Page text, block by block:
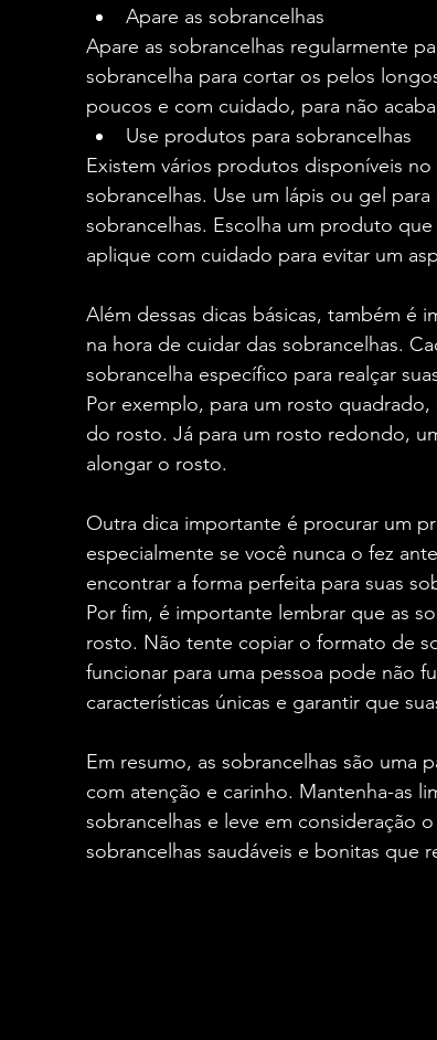
Apare as sobrancelhas
Apare as sobrancelhas regularmente
sobrancelha para cortar os pelos
poucos e com cuidado, para não
Use produtos para sobrancelhas
Existem vários produtos disponíveis
sobrancelhas. Use um lápis ou gel
sobrancelhas. Escolha um produto
aplique com cuidado para evitar um
Além dessas dicas básicas, também é
na hora de cuidar das sobrancelhas.
sobrancelha específico para realçar
Por exemplo, para um rosto quadrado,
do rosto. Já para um rosto redondo,
alongar o rosto.
Outra dica importante é procurar um
especialmente se você nunca o fez
encontrar a forma perfeita para suas
Por fim, é importante lembrar que as
rosto. Não tente copiar o formato de
funcionar para uma pessoa pode não
características únicas e garantir que
Em resumo, as sobrancelhas são uma
com atenção e carinho. Mantenha-as
sobrancelhas e leve em consideração
sobrancelhas saudáveis e bonitas que